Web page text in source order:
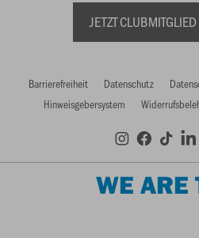
JETZT
Barrierefreiheit Datenschutz
Hinweisgebersystem
WE ARE